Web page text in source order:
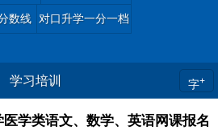
数线 对口升学一分一档
学习培训 字+
学类语文、数学、英语网课报名